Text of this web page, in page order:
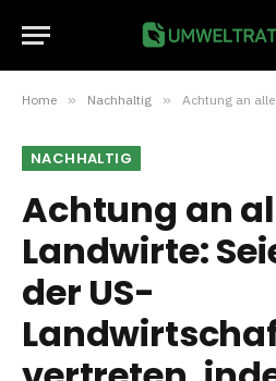
Home » Nachhaltig » Achtung an alle Landwirte: Seien Sie in der
NACHHALTIG
Achtung an
Landwirte:
der US-